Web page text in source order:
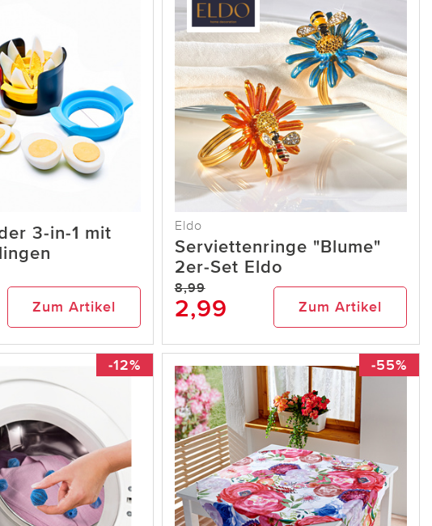
3-in-1 mit
Zum Artikel
Eldo
Serviettenringe "Blume"
2er-Set Eldo
8,99
2,99 Zum Artikel
-12% -55%